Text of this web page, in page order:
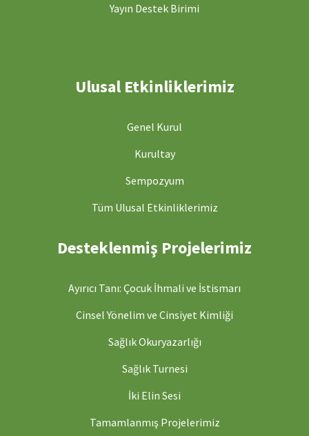
Yayın Destek Birimi
Ulusal Etkinliklerimiz
Genel Kurul
Kurultay
Sempozyum
Tüm Ulusal Etkinliklerimiz
Desteklenmiş Projelerimiz
Ayırıcı Tanı: Çocuk İhmali ve İstismarı
Cinsel Yönelim ve Cinsiyet Kimliği
Sağlık Okuryazarlığı
Sağlık Turnesi
İki Elin Sesi
Tamamlanmış Projelerimiz